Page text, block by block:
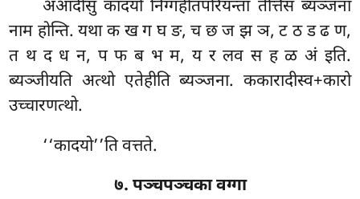
अआदीसु कादयो निग्गहीतपरियन्ता तेत्तिंस ब्यञ्जना
नाम होन्ति. यथा क ख ग घ ङ, च छ ज झ ञ, ट ठ ड ढ ण,
त थ द ध न, प फ ब भ म, य र लव स ह ळ अं इति.
ब्यञ्जीयति अत्थो एतेहीति ब्यञ्जना. ककारादीस्व+कारो
उच्चारणत्थो.
‘‘कादयो’’ति वत्तते.
७. पञ्चपञ्चका वग्गा